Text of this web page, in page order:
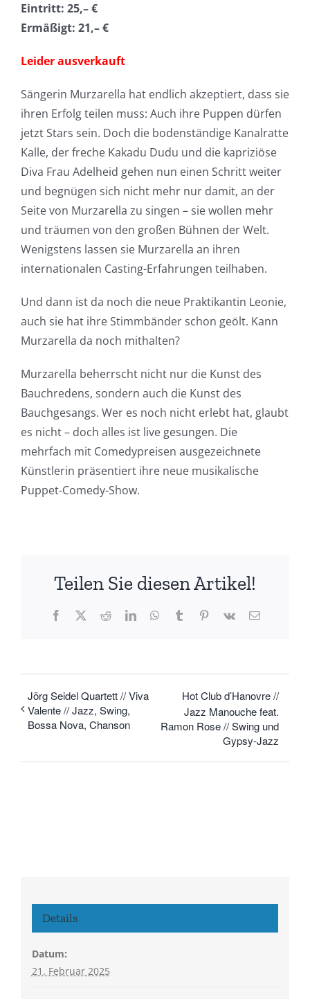
Eintritt: 25,– €
Ermäßigt: 21,– €
Leider ausverkauft
Sängerin Murzarella hat endlich akzeptiert, dass sie
ihren Erfolg teilen muss: Auch ihre Puppen dürfen
jetzt Stars sein. Doch die bodenständige Kanalratte
Kalle, der freche Kakadu Dudu und die kapriziöse
Diva Frau Adelheid gehen nun einen Schritt weiter
und begnügen sich nicht mehr nur damit, an der
Seite von Murzarella zu singen – sie wollen mehr
und träumen von den großen Bühnen der Welt.
Wenigstens lassen sie Murzarella an ihren
internationalen Casting-Erfahrungen teilhaben.
Und dann ist da noch die neue Praktikantin Leonie,
auch sie hat ihre Stimmbänder schon geölt. Kann
Murzarella da noch mithalten?
Murzarella beherrscht nicht nur die Kunst des
Bauchredens, sondern auch die Kunst des
Bauchgesangs. Wer es noch nicht erlebt hat, glaubt
es nicht – doch alles ist live gesungen. Die
mehrfach mit Comedypreisen ausgezeichnete
Künstlerin präsentiert ihre neue musikalische
Puppet-Comedy-Show.
Teilen Sie diesen Artikel!
Facebook
X RedditLinkedInWhatsApp
TumblrPinterest
Vk
E-
Jörg Seidel Quartett // Viva
Valente // Jazz, Swing,
Bossa Nova, Chanson
Hot Club d’Hanovre //
Jazz Manouche feat.
Ramon Rose // Swing und
Gypsy-Jazz
Details
Datum:
21. Februar 2025